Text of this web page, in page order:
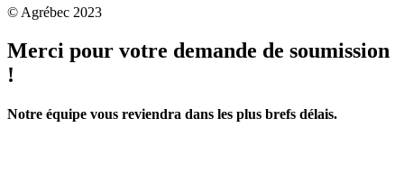
© Agrébec 2023
Merci pour votre demande de soumission
!
Notre équipe vous reviendra dans les plus brefs délais.